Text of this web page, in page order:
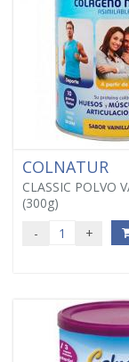
COLNATUR
CLASSIC POLVO
(300g)
- +